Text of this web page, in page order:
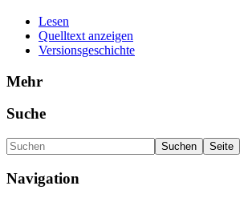
Lesen
Quelltext anzeigen
Versionsgeschichte
Mehr
Suche
Navigation